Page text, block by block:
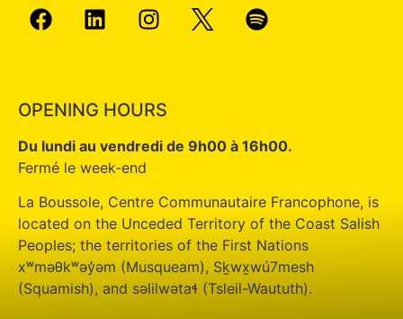
OPENING HOURS
Du lundi au vendredi de 9h00 à 16h00.
Fermé le week-end
La Boussole, Centre Communautaire Francophone, is
located on the Unceded Territory of the Coast Salish
Peoples; the territories of the First Nations
xʷməθkʷəy̓əm (Musqueam), Sḵwx̱wú7mesh
(Squamish), and səlilwətaɬ (Tsleil-Waututh).